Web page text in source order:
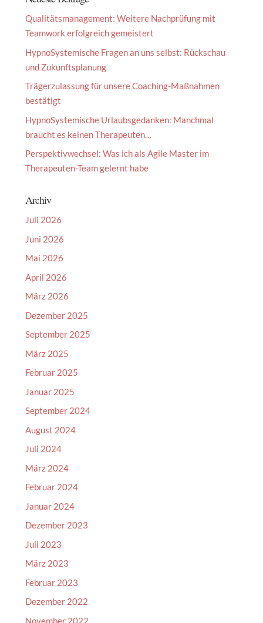
Qualitätsmanagement: Weitere Nachprüfung mit
Teamwork erfolgreich gemeistert
HypnoSystemische Fragen an uns selbst: Rückschau
und Zukunftsplanung
Trägerzulassung für unsere Coaching-Maßnahmen
bestätigt
HypnoSystemische Urlaubsgedanken: Manchmal
braucht es keinen Therapeuten…
Perspektivwechsel: Was ich als Agile Master im
Therapeuten-Team gelernt habe
Archiv
Juli 2026
Juni 2026
Mai 2026
April 2026
März 2026
Dezember 2025
September 2025
März 2025
Februar 2025
Januar 2025
September 2024
August 2024
Juli 2024
März 2024
Februar 2024
Januar 2024
Dezember 2023
Juli 2023
März 2023
Februar 2023
Dezember 2022
November 2022